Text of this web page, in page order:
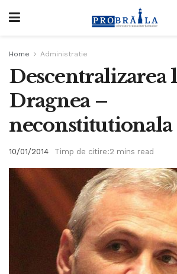
Home Administratie
Descentralizarea
Dragnea –
neconstitutionala
10/01/2014 Timp de citire:2 mins read